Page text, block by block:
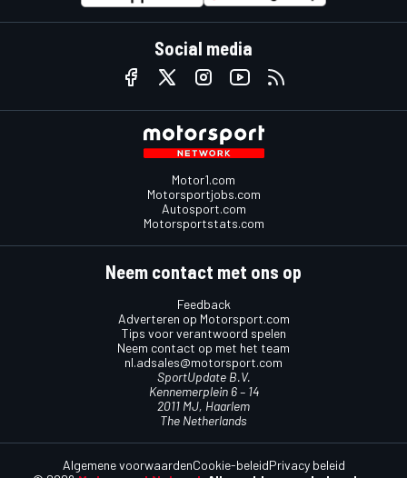
Social media
Motor1.com
Motorsportjobs.com
Autosport.com
Motorsportstats.com
Neem contact met ons op
Feedback
Adverteren op Motorsport.com
Tips voor verantwoord spelen
Neem contact op met het team
nl.adsales@motorsport.com
SportUpdate B.V.
Kennemerplein 6 – 14
2011 MJ, Haarlem
The Netherlands
Algemene voorwaardenCookie-beleidPrivacy beleid